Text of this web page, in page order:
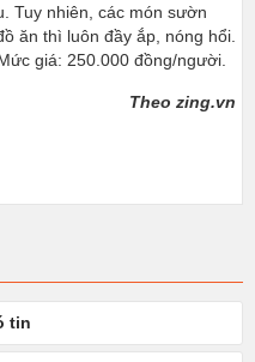
Tuy nhiên, các món sườn
ăn thì luôn đầy ắp, nóng hổi.
giá: 250.000 đồng/người.
Theo zing.vn
tin